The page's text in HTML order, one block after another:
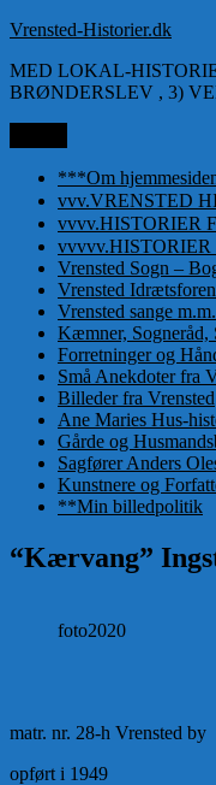
Videre
indhold
Vrensted-Historier.dk
MED LOKAL-
BRØNDERSLEV , 3)
***Om
vvv.VRENSTED
vvvv.HISTORIER
Vrensted Sogn –
Vrensted
Vrensted sange m.m.
Kæmner, Sogneråd,
Forretninger og
Små Anekdoter fra
Billeder fra Vrensted
Ane Maries Hus-
Gårde og
Sagfører Anders
Kunstnere og
**Min billedpolitik
“Kærvang”
foto2020
matr. nr. 28-h Vrensted by
opført i 1949